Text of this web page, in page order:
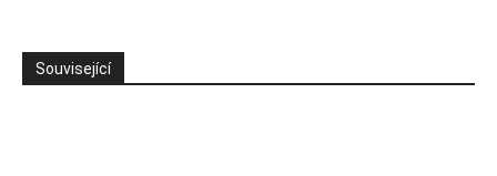
Související